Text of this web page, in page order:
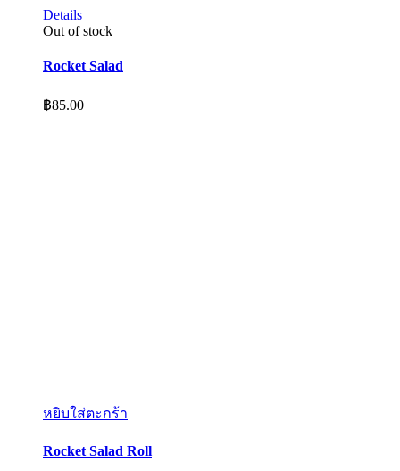
Details
Out of stock
Rocket Salad
฿85.00
หยิบใส่ตะกร้า
Rocket Salad Roll